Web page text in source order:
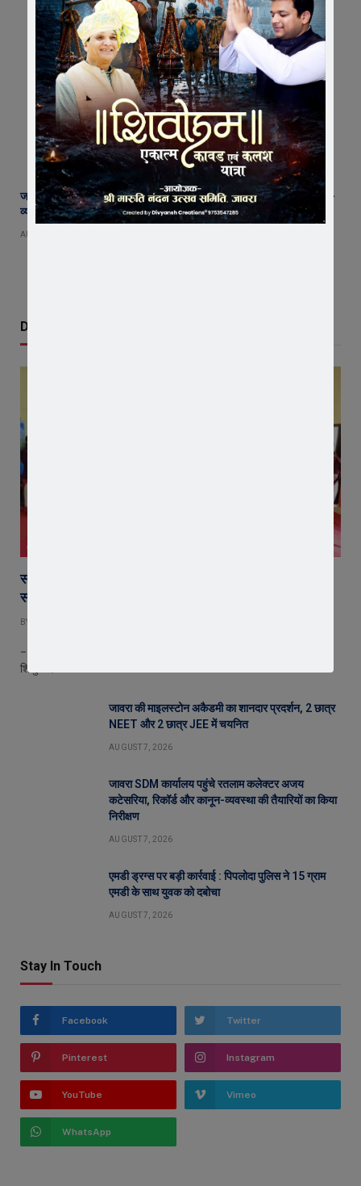
जावरा SDM कार्यालय पहुंचे रतलाम कलेक्टर अजय कटेसरिया, रिकॉर्ड और कानून-
व्यवस्था की तैयारियों का किया निरीक्षण
AUGUST 7, 2026
Don't Miss
जावरा
सरस्वती शिशु मंदिर पहुंचे संगठन मंत्री योगेश शर्मा, बच्चों को दिलाया
संस्कारों का संकल्प
BY
– कश्मीरी गली स्थित विद्यालय में हुआ आयोजन जावरा। कश्मीरी गली स्थित सरस्वती
शिशु मंदिर…
जावरा की माइलस्टोन अकैडमी का शानदार प्रदर्शन, 2 छात्र
NEET और 2 छात्र JEE में चयनित
AUGUST 7, 2026
जावरा SDM कार्यालय पहुंचे रतलाम कलेक्टर अजय
कटेसरिया, रिकॉर्ड और कानून-व्यवस्था की तैयारियों का किया
निरीक्षण
AUGUST 7, 2026
एमडी ड्रग्स पर बड़ी कार्रवाई : पिपलोदा पुलिस ने 15 ग्राम
एमडी के साथ युवक को दबोचा
AUGUST 7, 2026
Stay In Touch
Facebook Twitter
Pinterest Instagram
YouTube Vimeo
WhatsApp